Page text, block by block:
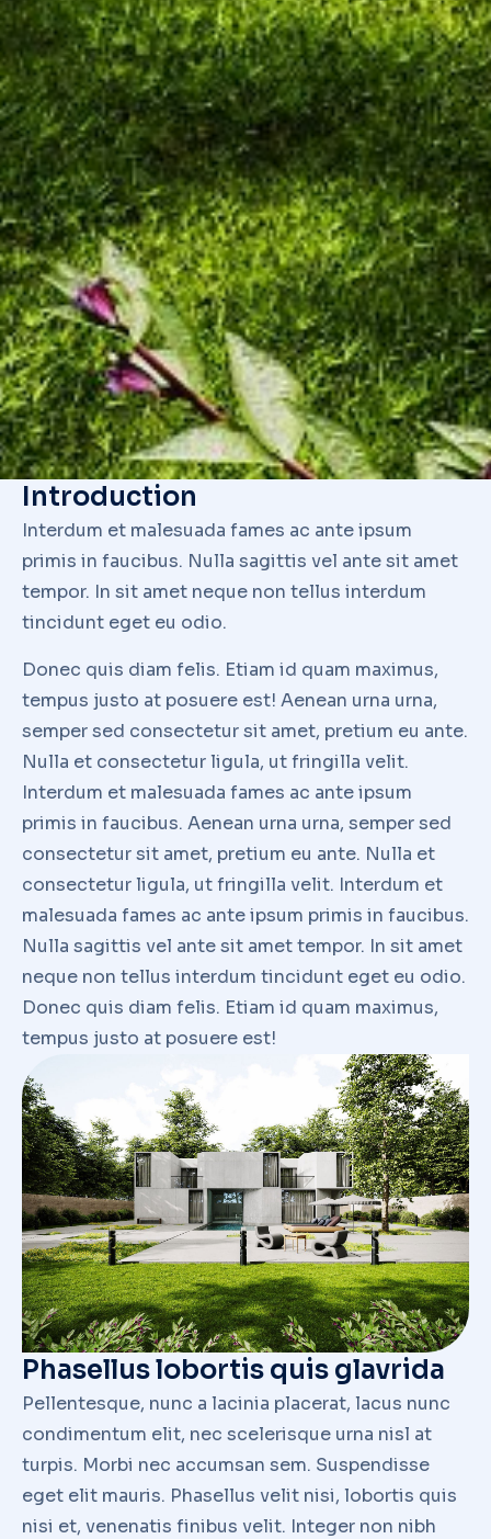
Introduction
Interdum et malesuada fames ac ante ipsum
primis in faucibus. Nulla sagittis vel ante sit amet
tempor. In sit amet neque non tellus interdum
tincidunt eget eu odio.
Donec quis diam felis. Etiam id quam maximus,
tempus justo at posuere est! Aenean urna urna,
semper sed consectetur sit amet, pretium eu ante.
Nulla et consectetur ligula, ut fringilla velit.
Interdum et malesuada fames ac ante ipsum
primis in faucibus. Aenean urna urna, semper sed
consectetur sit amet, pretium eu ante. Nulla et
consectetur ligula, ut fringilla velit. Interdum et
malesuada fames ac ante ipsum primis in faucibus.
Nulla sagittis vel ante sit amet tempor. In sit amet
neque non tellus interdum tincidunt eget eu odio.
Donec quis diam felis. Etiam id quam maximus,
tempus justo at posuere est!
Phasellus lobortis quis glavrida
Pellentesque, nunc a lacinia placerat, lacus nunc
condimentum elit, nec scelerisque urna nisl at
turpis. Morbi nec accumsan sem. Suspendisse
eget elit mauris. Phasellus velit nisi, lobortis quis
nisi et, venenatis finibus velit. Integer non nibh